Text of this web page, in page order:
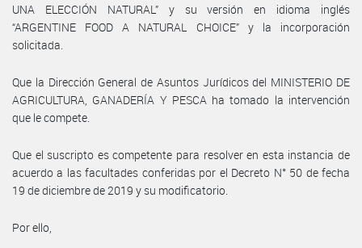
UNA ELECCIÓN NATURAL” y su versión en idioma inglés
“ARGENTINE FOOD A NATURAL CHOICE” y la incorporación
solicitada.
Que la Dirección General de Asuntos Jurídicos del MINISTERIO DE
AGRICULTURA, GANADERÍA Y PESCA ha tomado la intervención
que le compete.
Que el suscripto es competente para resolver en esta instancia de
acuerdo a las facultades conferidas por el Decreto N° 50 de fecha
19 de diciembre de 2019 y su modificatorio.
Por ello,